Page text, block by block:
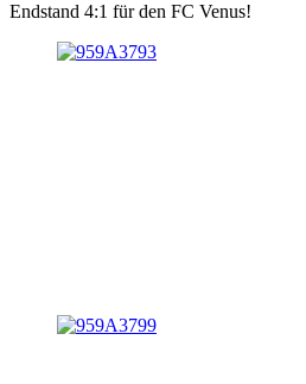
Endstand 4:1 für den FC Venus!